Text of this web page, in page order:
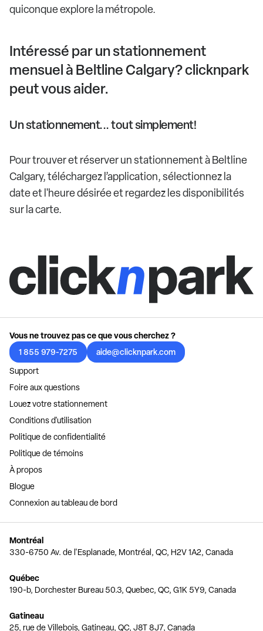
quiconque explore la métropole.
Intéressé par un stationnement
mensuel à Beltline Calgary? clicknpark
peut vous aider.
Un stationnement... tout simplement!
Pour trouver et réserver un stationnement à Beltline
Calgary, téléchargez l’application, sélectionnez la
date et l'heure désirée et regardez les disponibilités
sur la carte.
Vous ne trouvez pas ce que vous cherchez ?
1 855 979-7275
aide@clicknpark.com
Support
Foire aux questions
Louez votre stationnement
Conditions d'utilisation
Politique de confidentialité
Politique de témoins
À propos
Blogue
Connexion au tableau de bord
Montréal
330-6750 Av. de l'Esplanade, Montréal, QC, H2V 1A2, Canada
Québec
190-b, Dorchester Bureau 50.3, Quebec, QC, G1K 5Y9, Canada
Gatineau
25, rue de Villebois, Gatineau, QC, J8T 8J7, Canada